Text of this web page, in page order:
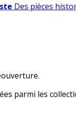
Des pièces
parmi les